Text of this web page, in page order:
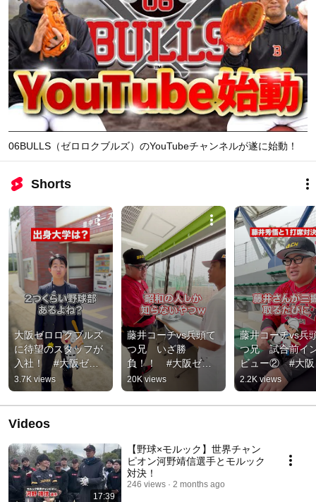
06BULLS（ゼロロクブルズ）のYouTubeチャンネルが遂に始動！
Shorts
大阪ゼロロクブルズ
に待望のスタッフが
入社！　#大阪ゼロ
ロクブルズ #独立リ
ーグ #スタッフ #新
卒
3.7K views
藤井コーチvs兵頭て
つ兄　いざ勝
負！！　#大阪ゼロ
ロクブルズ #パワフ
ルスピリッツ #独立
リーグ #甲子園
20K views
藤井コーチvs兵
つ兄　試合前イ
ビュー②　#大
ロロクブルズ #
フルスピリッツ
立リーグ #甲子
2.2K views
Videos
17:39
【野球×モルック】世界チャン
ピオン河野靖信選手とモルック
対決！
246 views 2 months ago